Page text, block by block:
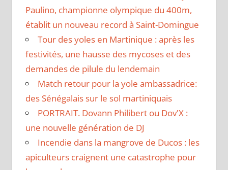
Paulino, championne olympique du 400m,
établit un nouveau record à Saint-Domingue
Tour des yoles en Martinique : après les
festivités, une hausse des mycoses et des
demandes de pilule du lendemain
Match retour pour la yole ambassadrice:
des Sénégalais sur le sol martiniquais
PORTRAIT. Dovann Philibert ou Dov'X :
une nouvelle génération de DJ
Incendie dans la mangrove de Ducos : les
apiculteurs craignent une catastrophe pour